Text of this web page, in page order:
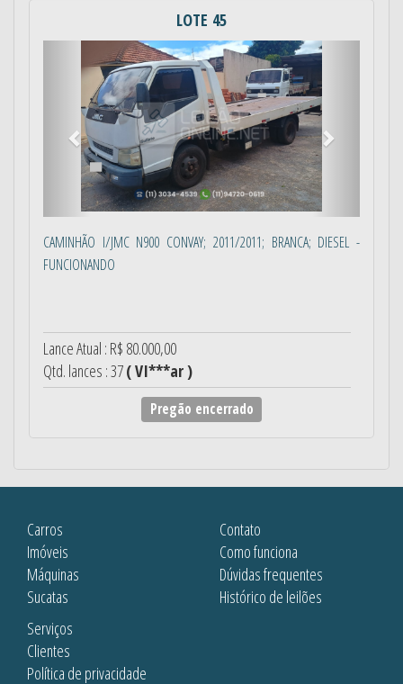
LOTE 45
Anterior
CAMINHÃO I/JMC N900 CONVAY; 2011/2011; BRANCA; DIESEL -
FUNCIONANDO
Lance Atual : R$ 80.000,00
Qtd. lances : 37( VI***ar )
Pregão encerrado
Carros
Imóveis
Máquinas
Sucatas
Contato
Como funciona
Dúvidas frequentes
Histórico de leilões
Serviços
Clientes
Política de privacidade